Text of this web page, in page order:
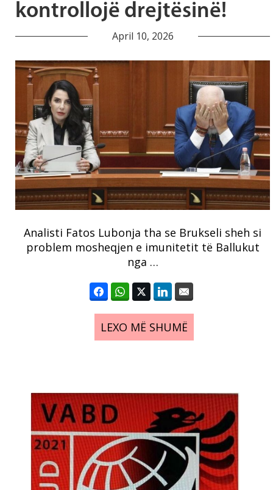
kontrollojë drejtësinë!
April 10, 2026
Analisti Fatos Lubonja tha se Brukseli sheh si
problem mosheqjen e imunitetit të Ballukut
nga …
LEXO MË SHUMË